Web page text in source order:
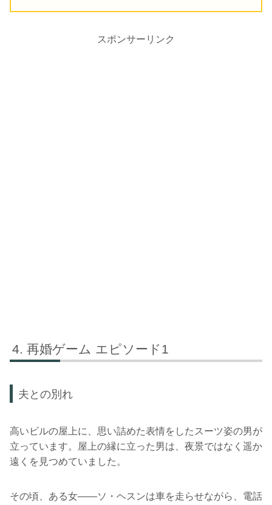
スポンサーリンク
再婚ゲーム エピソード1
夫との別れ
高いビルの屋上に、思い詰めた表情をしたスーツ姿の男が
立っています。屋上の縁に立った男は、夜景ではなく遥か
遠くを見つめていました。
その頃、ある女――ソ・ヘスンは車を走らせながら、電話